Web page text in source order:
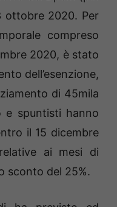
ottobre 2020. Per
compreso
2020, è stato
dell’esenzione,
di 45mila
e spuntisti hanno
il 15 dicembre
ai mesi di
sconto del 25%.